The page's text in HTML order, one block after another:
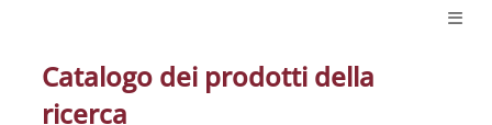
Catalogo dei prodotti della
ricerca